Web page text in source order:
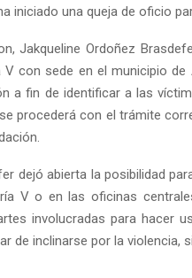
iniciado una queja de oficio
Jakqueline Ordoñez
V con sede en el municipio
a fin de identificar a las
procederá con el trámite
dejó abierta la posibilidad
V o en las oficinas
involucradas para hacer
de inclinarse por la violencia,